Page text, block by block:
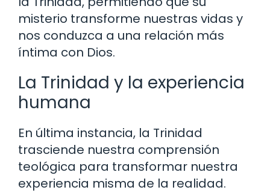
misterio transforme nuestras vidas y
nos conduzca a una relación más
íntima con Dios.
La Trinidad y la experiencia
humana
En última instancia, la Trinidad
trasciende nuestra comprensión
teológica para transformar nuestra
experiencia misma de la realidad.